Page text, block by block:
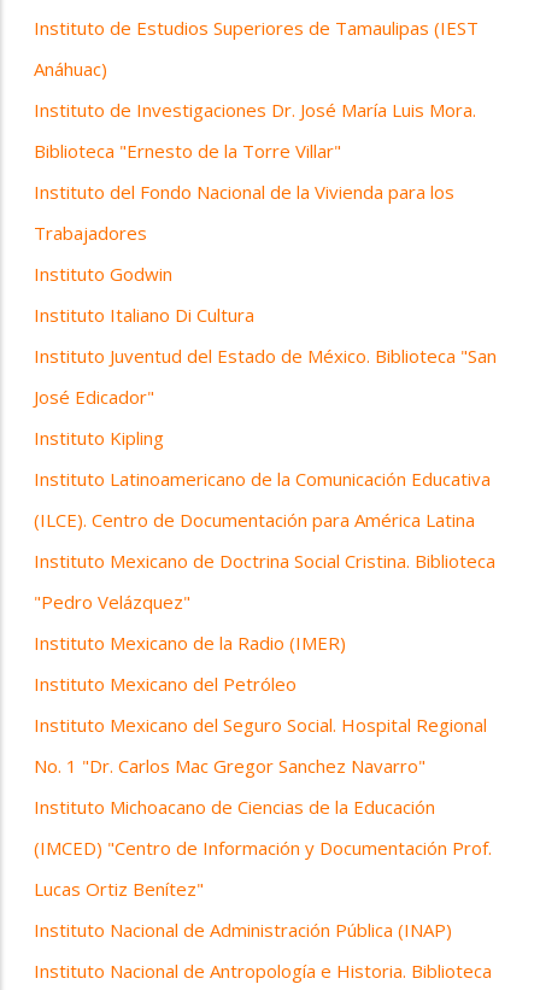
Instituto de Estudios Superiores de Tamaulipas (IEST
Anáhuac)
Instituto de Investigaciones Dr. José María Luis Mora.
Biblioteca "Ernesto de la Torre Villar"
Instituto del Fondo Nacional de la Vivienda para los
Trabajadores
Instituto Godwin
Instituto Italiano Di Cultura
Instituto Juventud del Estado de México. Biblioteca "San
José Edicador"
Instituto Kipling
Instituto Latinoamericano de la Comunicación Educativa
(ILCE). Centro de Documentación para América Latina
Instituto Mexicano de Doctrina Social Cristina. Biblioteca
"Pedro Velázquez"
Instituto Mexicano de la Radio (IMER)
Instituto Mexicano del Petróleo
Instituto Mexicano del Seguro Social. Hospital Regional
No. 1 "Dr. Carlos Mac Gregor Sanchez Navarro"
Instituto Michoacano de Ciencias de la Educación
(IMCED) "Centro de Información y Documentación Prof.
Lucas Ortiz Benítez"
Instituto Nacional de Administración Pública (INAP)
Instituto Nacional de Antropología e Historia. Biblioteca